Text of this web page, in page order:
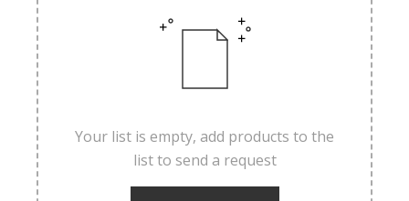
Your list is empty, add products to the
list to send a request